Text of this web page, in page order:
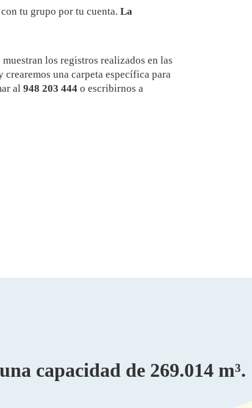
tu grupo por tu cuenta. La
muestran los registros realizados en las
una carpeta específica para
al 948 203 444 o escribirnos a
capacidad de 269.014 m³.